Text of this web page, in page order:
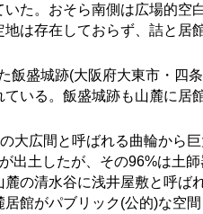
た。おそら南側は広場的空
は存在しておらず、詰と居
飯盛城跡(大阪府大東市・四
いる。飯盛城跡も山麓に居
大広間と呼ばれる曲輪から
出土したが、その96%は土
の清水谷に浅井屋敷と呼ば
館がパブリック(公的)な空